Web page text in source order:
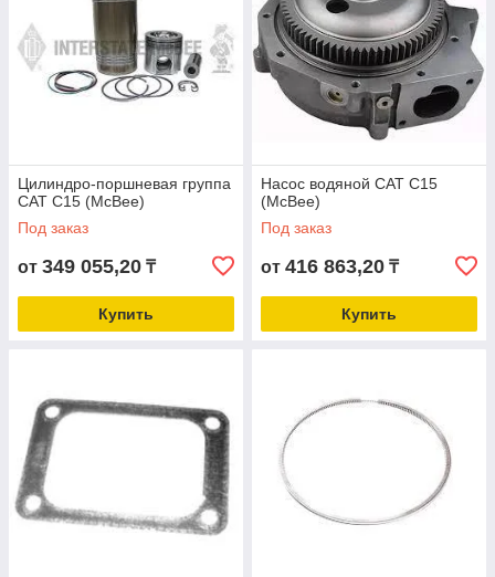
Цилиндро-поршневая группа
CAT C15 (McBee)
Под заказ
от 349 055,20 ₸
Купить
Насос водяной CAT C15
(McBee)
Под заказ
от 416 863,20 ₸
Купить